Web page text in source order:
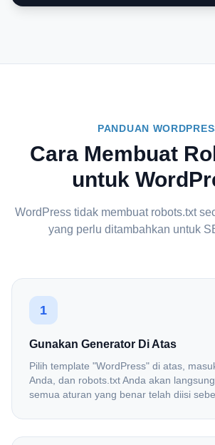
PANDUAN
Cara Membuat
untuk
WordPress tidak membuat robots.txt
yang perlu ditambahkan untuk
1
Gunakan Generator Di Atas
Pilih template "WordPress" di atas,
Anda, dan robots.txt Anda akan
semua aturan yang benar telah diisi